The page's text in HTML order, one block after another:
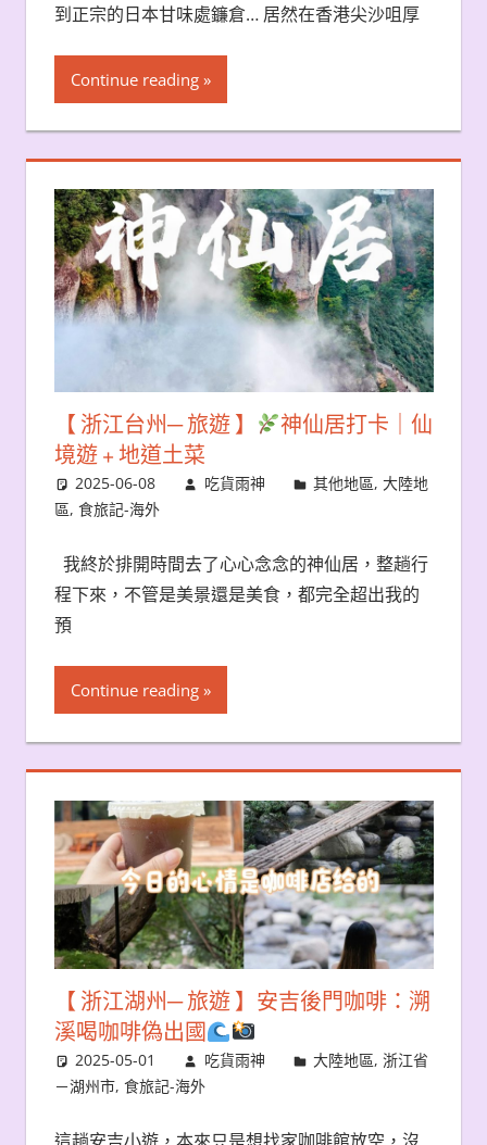
到正宗的日本甘味處鐮倉… 居然在香港尖沙咀厚
Continue reading
【 浙江台州─ 旅遊 】
神仙居打卡｜仙
境遊 + 地道土菜
2025-06-08 吃貨雨神 其他地區,大陸地
區, 食旅記-海外
我終於排開時間去了心心念念的神仙居，整趟行
程下來，不管是美景還是美食，都完全超出我的
預
Continue reading
【 浙江湖州─ 旅遊 】安吉後門咖啡：溯
溪喝咖啡偽出國
2025-05-01 吃貨雨神 大陸地區,浙江省
－湖州市, 食旅記-海外